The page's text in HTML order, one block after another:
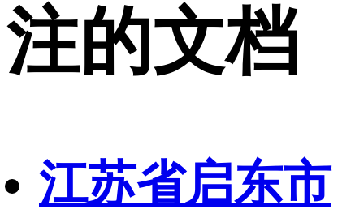
注的文档
江苏省启东市